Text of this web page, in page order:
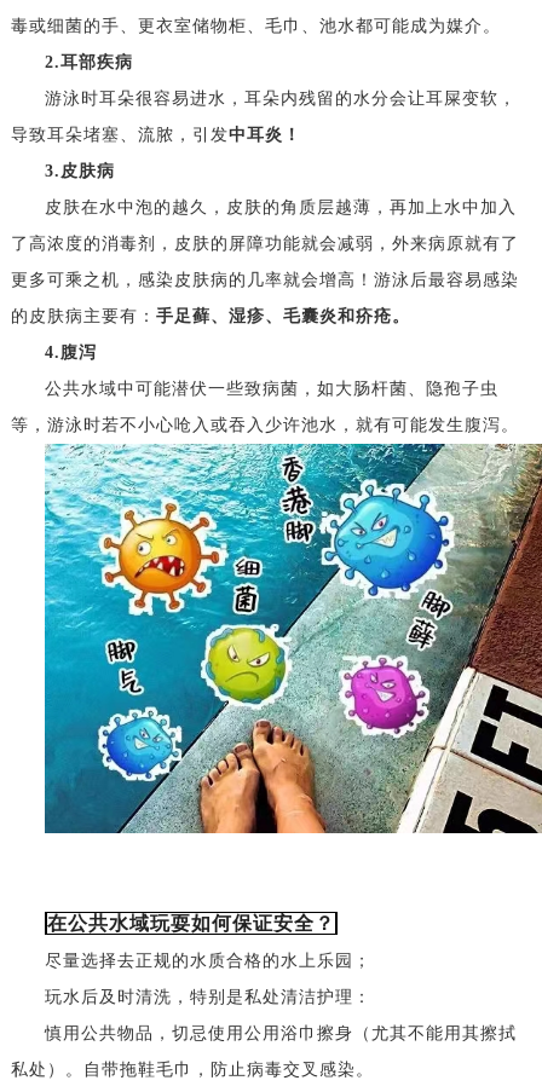
毒或细菌的手、更衣室储物柜、毛巾、池水都可能成为媒介。
2.耳部疾病
游泳时耳朵很容易进水，耳朵内残留的水分会让耳屎变软，
导致耳朵堵塞、流脓，引发中耳炎！
3.皮肤病
皮肤在水中泡的越久，皮肤的角质层越薄，再加上水中加入
了高浓度的消毒剂，皮肤的屏障功能就会减弱，外来病原就有了
更多可乘之机，感染皮肤病的几率就会增高！游泳后最容易感染
的皮肤病主要有： 手足藓、湿疹、毛囊炎和疥疮。
4.腹泻
公共水域中可能潜伏一些致病菌，如大肠杆菌、隐孢子虫
等，游泳时若不小心呛入或吞入少许池水，就有可能发生腹泻。
在公共水域玩耍如何保证安全？
尽量选择去正规的水质合格的水上乐园；
玩水后及时清洗，特别是私处清洁护理：
慎用公共物品，切忌使用公用浴巾擦身（尤其不能用其擦拭
私处）。自带拖鞋毛巾，防止病毒交叉感染。